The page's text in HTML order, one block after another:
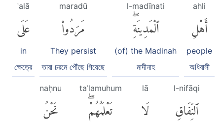
ahli
أَهْلِ
people
অধিবাসী
l-madīnati
ٱلْمَدِينَةِۖ
(of) the Madinah
মাদীনাহ
maradū
مَرَدُوا۟
They persist
তারা চরমে পৌঁছে গিয়েছে
ʿalā
عَلَى
in
ক্ষেত্রে
l-nifāqi
ٱلنِّفَاقِ
lā
لَا
taʿlamuhum
تَعْلَمُهُمْۖ
naḥnu
نَحْنُ